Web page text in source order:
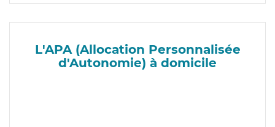
L'APA (Allocation Personnalisée
d'Autonomie) à domicile